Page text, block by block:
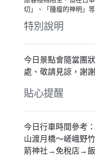
切」、「腫瘤的神明」等
特別說明
今日景點會隨當團
處、敬請見諒，謝謝
貼心提醒
今日行車時間參考
山渡月橋～嵯峨野
箭神社→免稅店→